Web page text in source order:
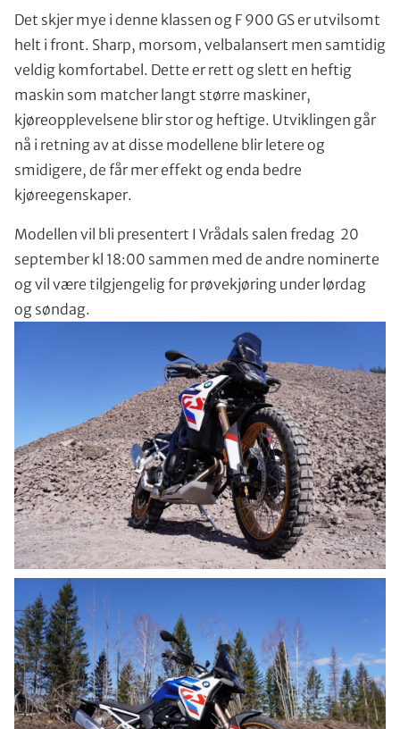
Det skjer mye i denne klassen og F 900 GS er utvilsomt
helt i front. Sharp, morsom, velbalansert men samtidig
veldig komfortabel. Dette er rett og slett en heftig
maskin som matcher langt større maskiner,
kjøreopplevelsene blir stor og heftige. Utviklingen går
nå i retning av at disse modellene blir letere og
smidigere, de får mer effekt og enda bedre
kjøreegenskaper.
Modellen vil bli presentert I Vrådals salen fredag 20
september kl 18:00 sammen med de andre nominerte
og vil være tilgjengelig for prøvekjøring under lørdag
og søndag.